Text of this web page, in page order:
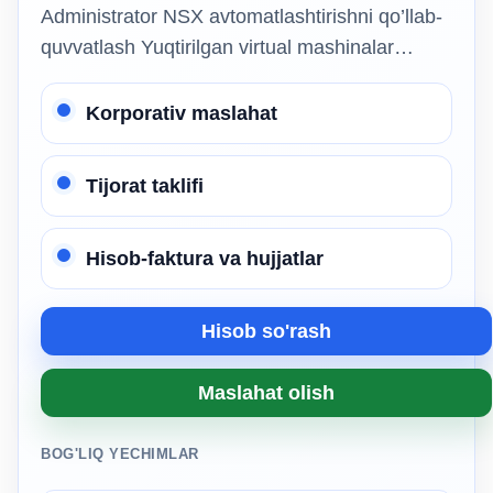
Administrator NSX avtomatlashtirishni qo’llab-
quvvatlash Yuqtirilgan virtual mashinalar…
Korporativ maslahat
Tijorat taklifi
Hisob-faktura va hujjatlar
Hisob so'rash
Maslahat olish
BOG'LIQ YECHIMLAR